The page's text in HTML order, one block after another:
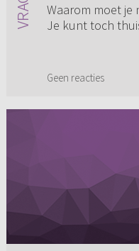
Waarom moet je
Je kunt toch
Geen reacties